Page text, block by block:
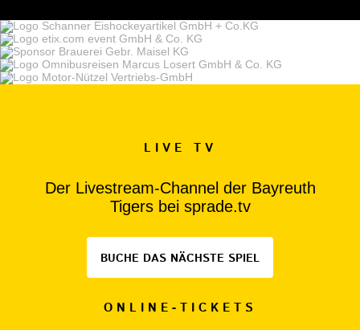
LIVE TV
Der Livestream-Channel der Bayreuth
Tigers bei sprade.tv
BUCHE DAS NÄCHSTE SPIEL
ONLINE-TICKETS